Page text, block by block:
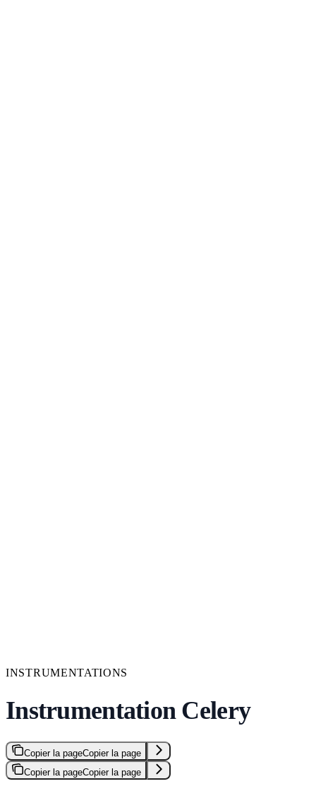
INSTRUMENTATIONS
Instrumentation Celery
Copier la pageCopier la page
Copier la pageCopier la page